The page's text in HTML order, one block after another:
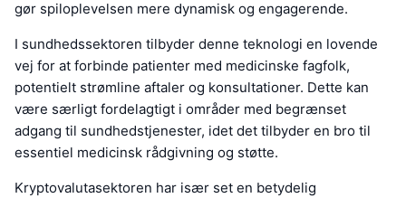
gør spiloplevelsen mere dynamisk og engagerende.
I sundhedssektoren tilbyder denne teknologi en lovende
vej for at forbinde patienter med medicinske fagfolk,
potentielt strømline aftaler og konsultationer. Dette kan
være særligt fordelagtigt i områder med begrænset
adgang til sundhedstjenester, idet det tilbyder en bro til
essentiel medicinsk rådgivning og støtte.
Kryptovalutasektoren har især set en betydelig